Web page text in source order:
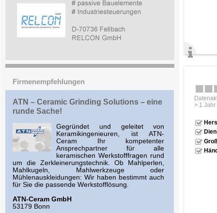
Firmenempfehlungen
ATN – Ceramic Grinding Solutions – eine
runde Sache!
Gegründet und geleitet von
Keramikingenieuren, ist ATN-
Ceram Ihr kompetenter
Ansprechpartner für alle
keramischen Werkstofffragen rund
um die Zerkleinerungstechnik. Ob Mahlperlen,
Mahlkugeln, Mahlwerkzeuge oder
Mühlenauskleidungen: Wir haben bestimmt auch
für Sie die passende Werkstofflösung.
ATN-Ceram GmbH
53179 Bonn
> 1 Jahr